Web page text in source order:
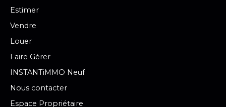
Estimer
Vendre
Louer
Faire Gérer
INSTANTiMMO Neuf
Nous contacter
Espace Propriétaire